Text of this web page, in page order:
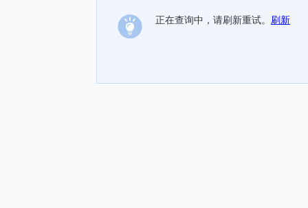
正在查询中，请刷新重试。 刷新